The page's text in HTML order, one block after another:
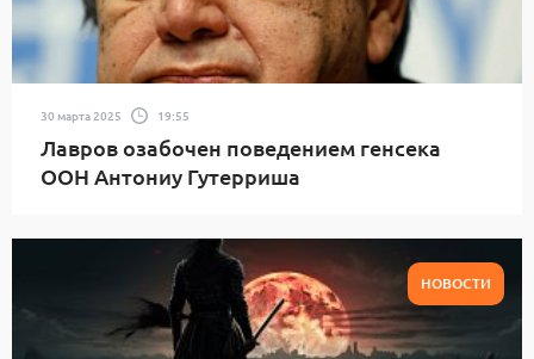
30 марта 2025 19:55
Лавров озабочен поведением генсека
ООН Антониу Гутерриша
НОВОСТИ